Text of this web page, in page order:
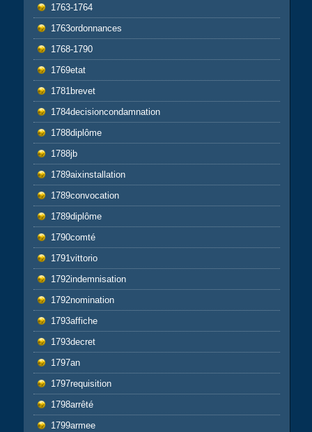
1763-1764
1763ordonnances
1768-1790
1769etat
1781brevet
1784decisioncondamnation
1788diplôme
1788jb
1789aixinstallation
1789convocation
1789diplôme
1790comté
1791vittorio
1792indemnisation
1792nomination
1793affiche
1793decret
1797an
1797requisition
1798arrêté
1799armee